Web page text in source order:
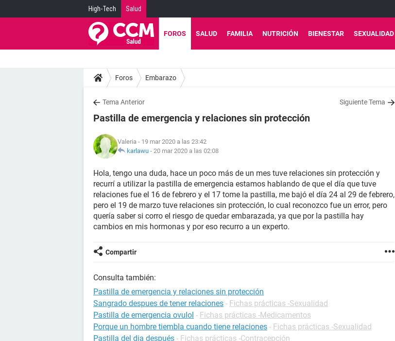
High-Tech Salud
FOROS SALUD FAMILIA NUTRICIÓN BIENESTAR SEXUALIDAD
Foros Embarazo
Tema Anterior Siguiente Tema
Pastilla de emergencia y relaciones sin protección
Valeria - 19 mar 2020 a las 23:42
karlawu - 20 mar 2020 a las 02:08
Hola, tengo una duda, hace un poco más de un mes tuve relaciones sin protección y
recurrí a utilizar la pastilla de emergencia estamos hablando de que el día que tuve
relaciones fue el 16 de febrero y el 17 tome la pastilla, me bajó el día 24 al 29 de febrero,
pero el 19 de marzo tuve relaciones sin protección, lo cual reconozco fue un error, pero
quería saber si corro el riesgo de quedar embarazada, ya que por la pastilla hay
cambios en mis hormonas y por eso recurro a un experto.
Compartir
Consulta también:
Pastilla de emergencia y relaciones sin protección
Sangrado despues de tener relaciones - Fichas prácticas -Sexualidad
Pastilla de emergencia ovulol - Fichas prácticas -Medicamentos
Porque un hombre tiembla cuando tiene relaciones - Fichas prácticas -Sexualidad
Pastilla del dia después - Fichas prácticas -Contracepción